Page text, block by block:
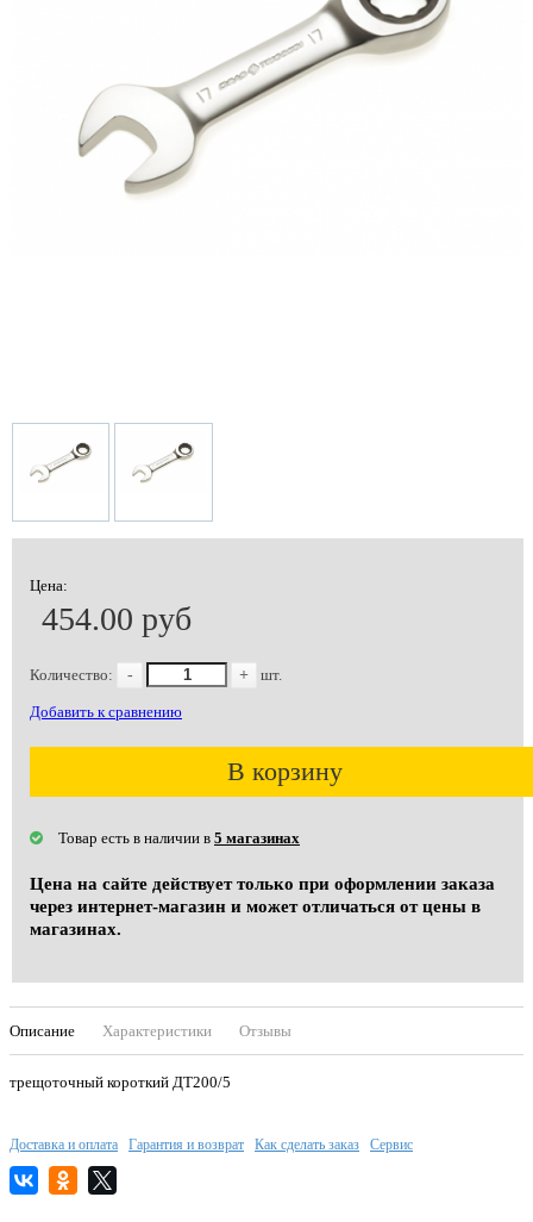
Цена:
454.00 руб
Количество: - + шт.
Добавить к сравнению
В корзину
Товар есть в наличии в 5 магазинах
Цена на сайте действует только при оформлении заказа
через интернет-магазин и может отличаться от цены в
магазинах.
Описание Характеристики Отзывы
трещоточный короткий ДТ200/5
Доставка и оплата Гарантия и возврат Как сделать заказ Сервис